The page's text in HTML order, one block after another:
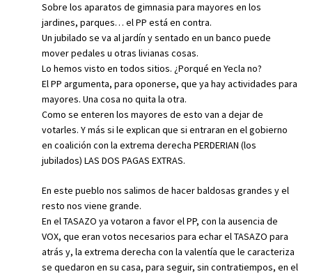
Sobre los aparatos de gimnasia para mayores en los
jardines, parques… el PP está en contra.
Un jubilado se va al jardín y sentado en un banco puede
mover pedales u otras livianas cosas.
Lo hemos visto en todos sitios. ¿Porqué en Yecla no?
El PP argumenta, para oponerse, que ya hay actividades para
mayores. Una cosa no quita la otra.
Como se enteren los mayores de esto van a dejar de
votarles. Y más si le explican que si entraran en el gobierno
en coalición con la extrema derecha PERDERIAN (los
jubilados) LAS DOS PAGAS EXTRAS.
En este pueblo nos salimos de hacer baldosas grandes y el
resto nos viene grande.
En el TASAZO ya votaron a favor el PP, con la ausencia de
VOX, que eran votos necesarios para echar el TASAZO para
atrás y, la extrema derecha con la valentía que le caracteriza
se quedaron en su casa, para seguir, sin contratiempos, en el